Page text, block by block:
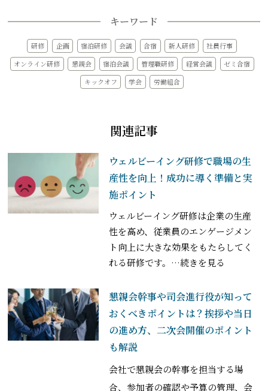
キーワード
研修 企画 宿泊研修 会議 合宿 新人研修
社員行事
オンライン研修
懇親会 宿泊会議 管理職研修 経営会議
ゼミ合宿
キックオフ
学会 労働組合
関連記事
ウェルビーイング研修で職場の生
産性を向上！成功に導く準備と実
施ポイント
ウェルビーイング研修は企業の生産
性を高め、従業員のエンゲージメン
ト向上に大きな効果をもたらしてく
れる研修です。 …続きを見る
懇親会幹事や司会進行役が知って
おくべきポイントは？挨拶や当日
の進め方、二次会開催のポイント
も解説
会社で懇親会の幹事を担当する場
合、参加者の確認や予算の管理、会